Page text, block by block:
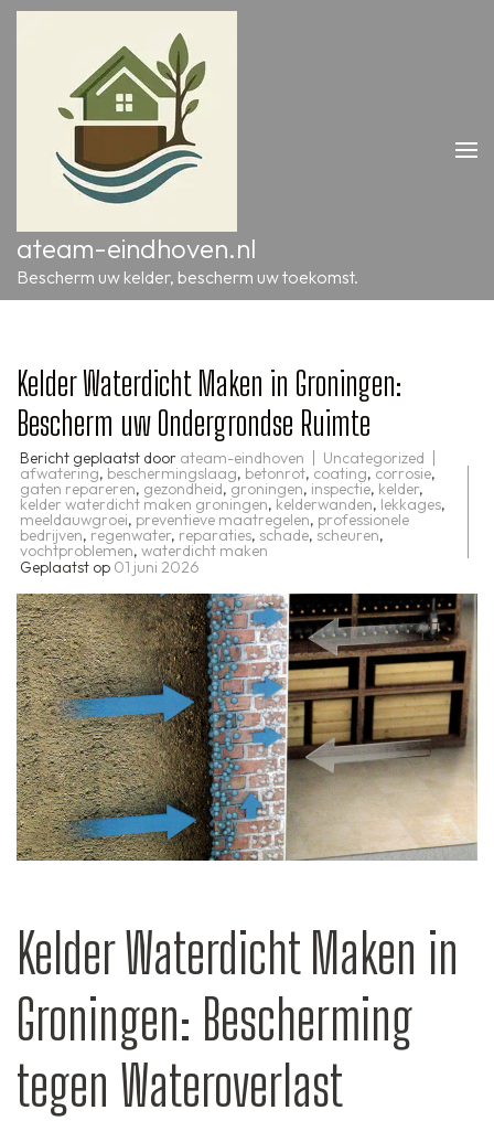
Ga
ateam-eindhoven.nl
Bescherm uw kelder, bescherm uw toekomst.
Kelder Waterdicht Maken in Groningen:
Bescherm uw Ondergrondse Ruimte
Bericht geplaatst door ateam-eindhoven Uncategorized
afwatering, beschermingslaag, betonrot, coating, corrosie,
gaten repareren, gezondheid,groningen, inspectie, kelder,
kelder waterdicht maken groningen, kelderwanden, lekkages,
meeldauwgroei, preventieve maatregelen, professionele
bedrijven, regenwater, reparaties, schade, scheuren,
vochtproblemen, waterdicht maken
Geplaatst op 01 juni 2026
Kelder Waterdicht Maken in
Groningen: Bescherming
tegen Wateroverlast